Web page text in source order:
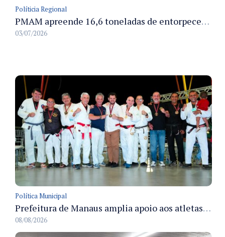
Políticia Regional
PMAM apreende 16,6 toneladas de entorpecentes e registra aumento nas prisões em flagrante e nas capturas de foragidos no primeiro semestre de 2026
03/07/2026
Política Municipal
Prefeitura de Manaus amplia apoio aos atletas de 100 para 150 beneficiados a partir do próximo ano
08/08/2026